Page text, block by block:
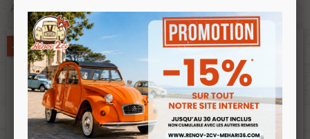
Affichage 25-28 de 28 article(s)
-15% -15%